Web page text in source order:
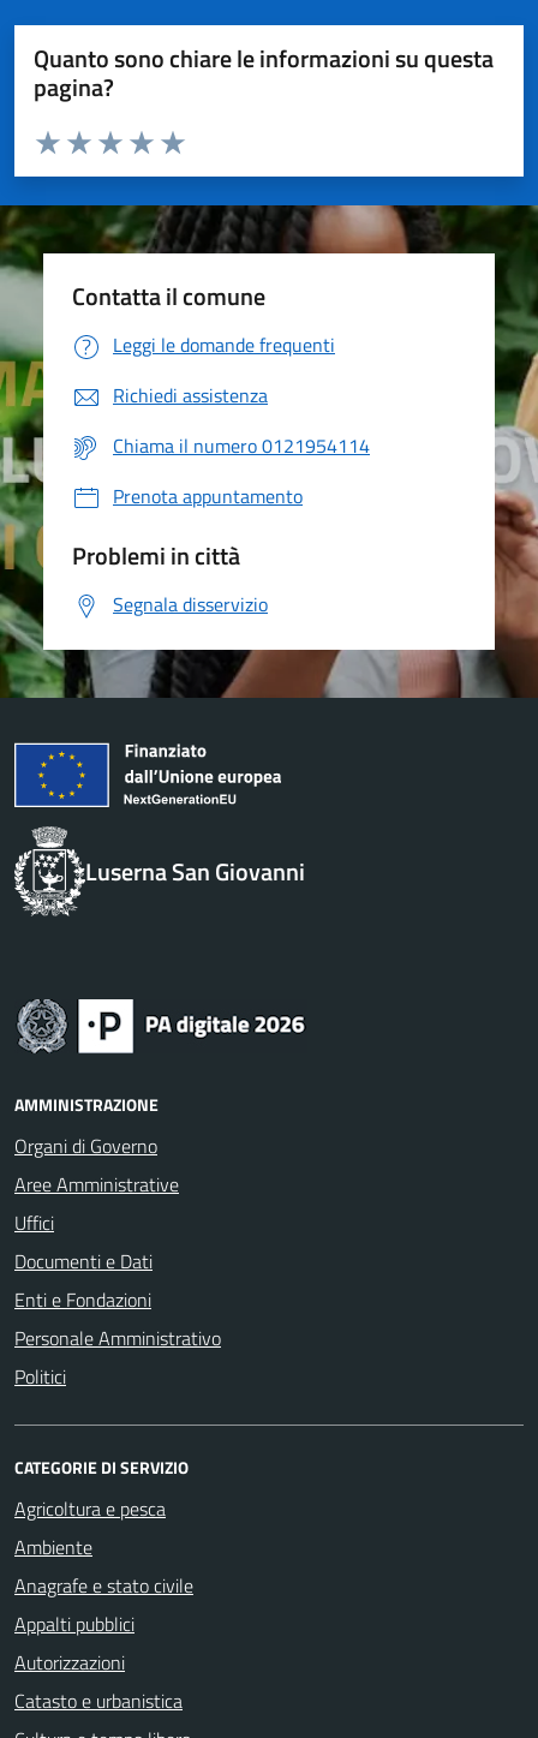
Quanto sono chiare le informazioni su questa
pagina?
Valuta da 1 a 5 stelle la pagina
Valuta 5 stelle su 5
Valuta 4 stelle su 5
Valuta 3 stelle su 5
Valuta 2 stelle su 5
Valuta 1 stelle su 5
Contatta il comune
Leggi le domande frequenti
Richiedi assistenza
Chiama il numero 0121954114
Prenota appuntamento
Problemi in città
Segnala disservizio
Luserna San Giovanni
AMMINISTRAZIONE
Organi di Governo
Aree Amministrative
Uffici
Documenti e Dati
Enti e Fondazioni
Personale Amministrativo
Politici
CATEGORIE DI SERVIZIO
Agricoltura e pesca
Ambiente
Anagrafe e stato civile
Appalti pubblici
Autorizzazioni
Catasto e urbanistica